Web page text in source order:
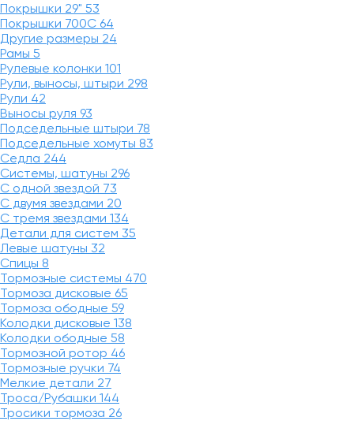
Покрышки 29" 53
Покрышки 700C 64
Другие размеры 24
Рамы 5
Рулевые колонки 101
Рули, выносы, штыри 298
Рули 42
Выносы руля 93
Подседельные штыри 78
Подседельные хомуты 83
Седла 244
Системы, шатуны 296
С одной звездой 73
С двумя звездами 20
С тремя звездами 134
Детали для систем 35
Левые шатуны 32
Спицы 8
Тормозные системы 470
Тормоза дисковые 65
Тормоза ободные 59
Колодки дисковые 138
Колодки ободные 58
Тормозной ротор 46
Тормозные ручки 74
Мелкие детали 27
Троса/Рубашки 144
Тросики тормоза 26